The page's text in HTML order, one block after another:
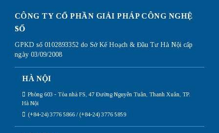
CÔNG TY CỔ PHẦN GIẢI PHÁP CÔNG NGHỆ
SỐ
GPKD số 0102893352 do Sở Kế Hoạch & Đầu Tư Hà Nội cấp
ngày 03/09/2008
HÀ NỘI
Phòng 603 - Tòa nhà FS, 47 Đường Nguyễn Tuân, Thanh Xuân, TP.
Hà Nội
(+84-24) 3776 5866 / (+84-24) 3776 5859